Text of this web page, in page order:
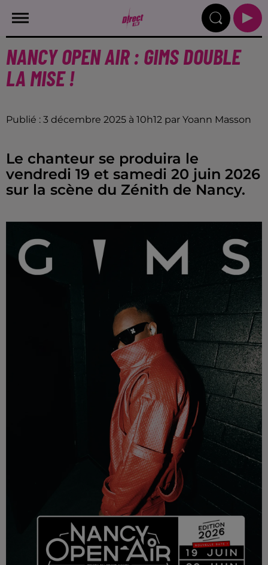
NANCY OPEN AIR : GIMS DOUBLE
LA MISE !
Publié : 3 décembre 2025 à 10h12 par Yoann Masson
Le chanteur se produira le
vendredi 19 et samedi 20 juin 2026
sur la scène du Zénith de Nancy.